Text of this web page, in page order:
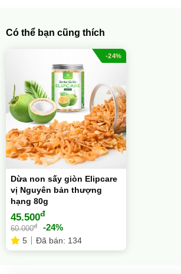
Có thể bạn cũng thích
-24%
Dừa non sấy giòn Elipcare
vị Nguyên bản thượng
hạng 80g
45.500đ
60.000đ -24%
5 Đã bán: 134